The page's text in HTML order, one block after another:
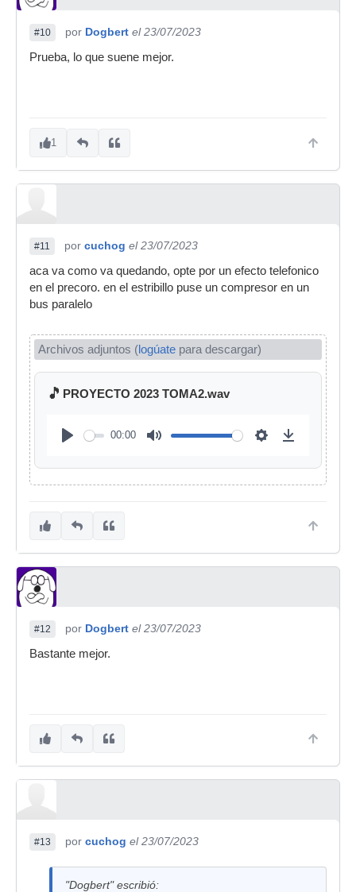
#10 por Dogbert el 23/07/2023
Prueba, lo que suene mejor.
1
#11 por cuchog el 23/07/2023
aca va como va quedando, opte por un efecto telefonico
en el precoro. en el estribillo puse un compresor en un
bus paralelo
Archivos adjuntos (logúate para descargar)
🎵 PROYECTO 2023 TOMA2.wav
00:00
#12 por Dogbert el 23/07/2023
Bastante mejor.
#13 por cuchog el 23/07/2023
"Dogbert" escribió: